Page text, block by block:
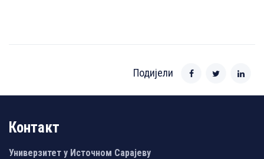
Подијели
Контакт
Универзитет у Источном Сарајеву